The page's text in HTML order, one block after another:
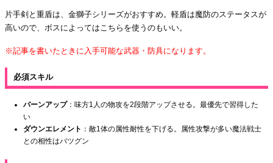
片手剣と重盾は、金獅子シリーズがおすすめ。軽盾は魔防のステータスが
高いので、ボスによってはこちらを使うのもいい。
※記事を書いたときに入手可能な武器・防具になります。
必須スキル
バーンアップ：味方1人の物攻を2段階アップさせる。最優先で習得した
い
ダウンエレメント ：敵1体の属性耐性を下げる。属性攻撃が多い魔法戦士
との相性はバツグン